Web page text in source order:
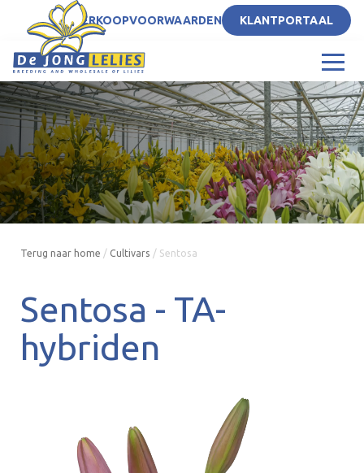
NLVERKOOPVOORWAARDEN KLANTPORTAAL
Terug naar home / Cultivars / Sentosa
Sentosa - TA-
hybriden